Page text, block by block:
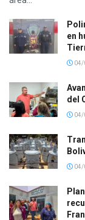
en
04/
del
04/
04/